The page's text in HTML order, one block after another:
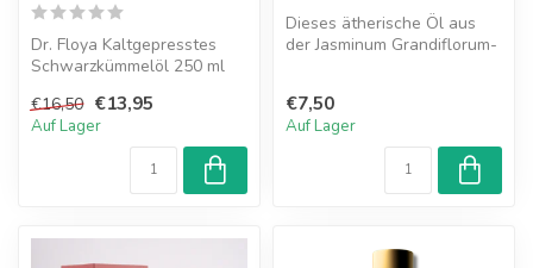
Dr. Floya Kaltgepresstes
Schwarzkümmelöl 250 ml
Natürl...
€16,50 €13,95
Auf Lager
Dieses ätherische Öl aus
der Jasminum Grandiflorum-
€7,50
Auf Lager